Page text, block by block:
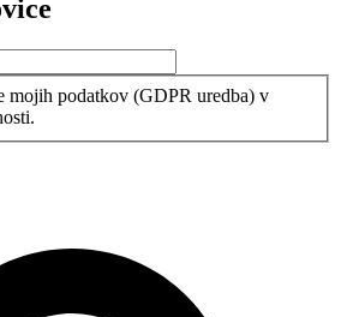
mojih podatkov (GDPR uredba) v